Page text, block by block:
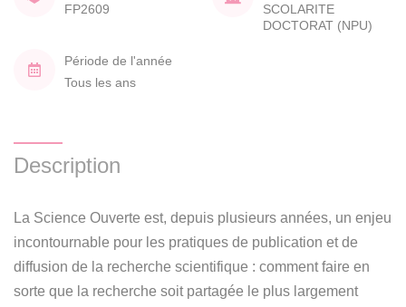
FP2609
SCOLARITE
DOCTORAT (NPU)
Période de l'année
Tous les ans
Description
La Science Ouverte est, depuis plusieurs années, un enjeu
incontournable pour les pratiques de publication et de
diffusion de la recherche scientifique : comment faire en
sorte que la recherche soit partagée le plus largement